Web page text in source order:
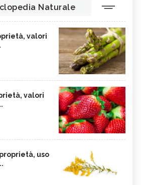
Naturale
valori
valori
uso